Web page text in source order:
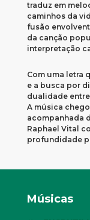
traduz em
caminhos da
fusão
da canção
interpretação
Com uma letra
e a busca por
dualidade
A música
acompanhada
Raphael Vital
profundidade
Músicas